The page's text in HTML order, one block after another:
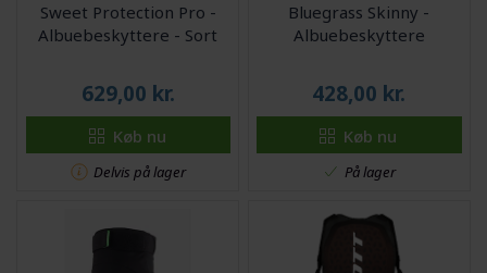
Sweet Protection Pro -
Albuebeskyttere - Sort
629,00 kr.
Køb nu
Delvis på lager
Bluegrass Skinny -
Albuebeskyttere
428,00 kr.
Køb nu
På lager